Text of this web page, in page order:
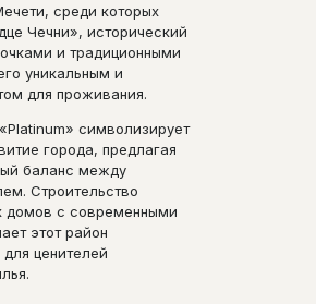
среди которых
Чечни», исторический
и традиционными
уникальным и
для проживания.
символизирует
города, предлагая
баланс между
Строительство
домов с современными
этот район
ценителей